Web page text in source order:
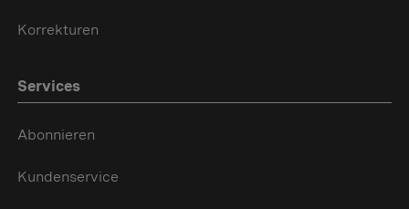
Korrekturen
Services
Abonnieren
Kundenservice